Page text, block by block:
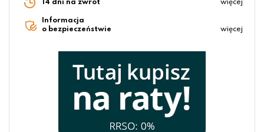
14 dni na zwrot więcej
Informacja
o bezpieczeństwie
więcej